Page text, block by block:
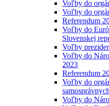
Voľby do
Voľby do
Referendum
Voľby do
Slovenskej
Voľby
Voľby do
2023
Referendum
Voľby do
Voľby do